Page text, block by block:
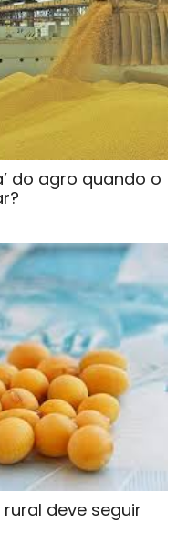
do agro quando o
deve seguir